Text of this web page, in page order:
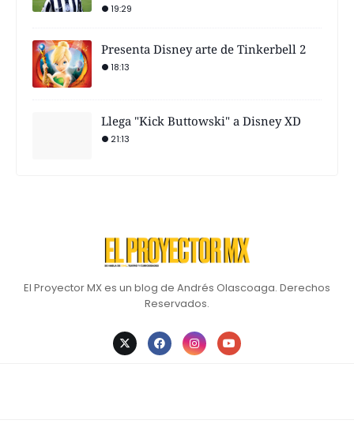
19:29
Presenta Disney arte de Tinkerbell 2
18:13
Llega "Kick Buttowski" a Disney XD
21:13
El Proyector MX es un blog de Andrés Olascoaga. Derechos
Reservados.